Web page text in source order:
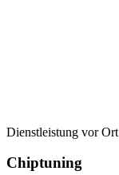
Dienstleistung vor Ort
Chiptuning